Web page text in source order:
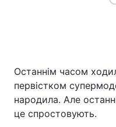
Останнім часом
первістком
народила. Але
це спростовують.